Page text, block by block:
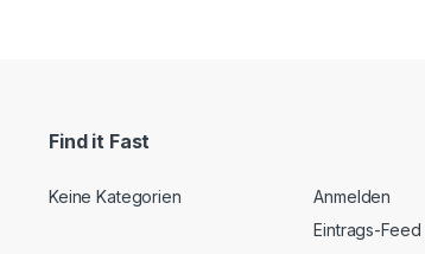
Find it Fast
Keine Kategorien
Anmelden
Eintrags-Feed